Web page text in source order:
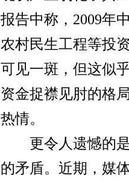
报告中称，2009年
农村民生工程等投
可见一斑，但这似
资金捉襟见肘的格
热情。
更令人遗憾的是
的矛盾。近期，媒